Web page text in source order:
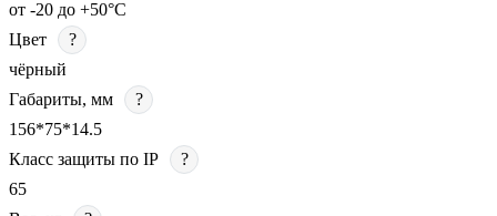
от -20 до +50°С
Цвет
?
чёрный
Габариты, мм
?
156*75*14.5
Класс защиты по IP
?
65